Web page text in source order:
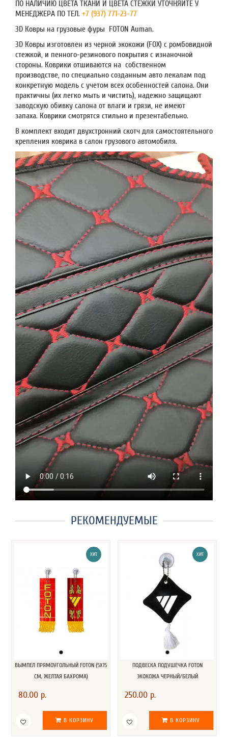
ПО НАЛИЧИЮ ЦВЕТА ТКАНИ И ЦВЕТА СТЕЖКИ УТОЧНЯЙТЕ У
МЕНЕДЖЕРА ПО ТЕЛ. +7 (937) 771-23-77
3D Ковры на грузовые фуры FOTON Auman.
3D Ковры изготовлен из черной экокожи (FOX) с ромбовидной
стежкой, и пенного-резинового покрытия с изнаночной
стороны. Коврики отшиваются на собственном
производстве, по специально созданным авто лекалам под
конкретную модель с учетом всех особенностей салона. Они
практичны (их легко мыть и чистить), надежно защищают
заводскую обивку салона от влаги и грязи, не имеют
запаха. Коврики смотрятся стильно и презентабельно.
В комплект входит двухстронний скотч для самостоятельного
крепления коврика в салон грузового автомобиля.
РЕКОМЕНДУЕМЫЕ
ХИТ
ВЫМПЕЛ ПРЯМОУГОЛЬНЫЙ FOTON (5Х15
СМ, ЖЕЛТАЯ БАХРОМА)
80.00 р.
В КОРЗИНУ
ХИТ
ПОДВЕСКА ПОДУШЕЧКА FOTON
ЭКОКОЖА ЧЕРНЫЙ/БЕЛЫЙ
250.00 р.
В КОРЗИНУ